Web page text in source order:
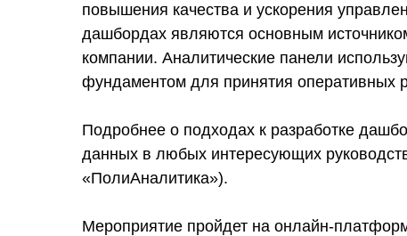
повышения качества и ускорения
дашбордах являются основным
компании. Аналитические панели
фундаментом для принятия оперативных
Подробнее о подходах к разработке
данных в любых интересующих
«ПолиАналитика»).
Мероприятие пройдет на онлайн-